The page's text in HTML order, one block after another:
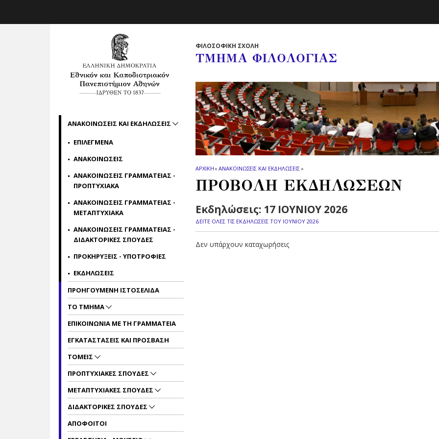
ΦΙΛΟΣΟΦΙΚΗ ΣΧΟΛΗ
ΤΜΗΜΑ ΦΙΛΟΛΟΓΙΑΣ
ΑΡΧΙΚΗ» ΑΝΑΚΟΙΝΩΣΕΙΣ ΚΑΙ ΕΚΔΗΛΩΣΕΙΣ»
ΠΡΟΒΟΛΗ ΕΚΔΗΛΩΣΕΩΝ
Εκδηλώσεις: 17 ΙΟΥΝΙΟΥ 2026
ΔΕΙΤΕ ΟΛΕΣ ΤΙΣ ΕΚΔΗΛΩΣΕΙΣ ΤΟΥ ΙΟΥΝΙΟΥ 2026
Δεν υπάρχουν καταχωρήσεις
ΑΝΑΚΟΙΝΩΣΕΙΣ ΚΑΙ ΕΚΔΗΛΩΣΕΙΣ
ΕΠΙΛΕΓΜΕΝΑ
ΑΝΑΚΟΙΝΩΣΕΙΣ
ΑΝΑΚΟΙΝΩΣΕΙΣ ΓΡΑΜΜΑΤΕΙΑΣ -
ΠΡΟΠΤΥΧΙΑΚΑ
ΑΝΑΚΟΙΝΩΣΕΙΣ ΓΡΑΜΜΑΤΕΙΑΣ -
ΜΕΤΑΠΤΥΧΙΑΚΑ
ΑΝΑΚΟΙΝΩΣΕΙΣ ΓΡΑΜΜΑΤΕΙΑΣ -
ΔΙΔΑΚΤΟΡΙΚΕΣ ΣΠΟΥΔΕΣ
ΠΡΟΚΗΡΥΞΕΙΣ - ΥΠΟΤΡΟΦΙΕΣ
ΕΚΔΗΛΩΣΕΙΣ
ΠΡΟΗΓΟΥΜΕΝΗ ΙΣΤΟΣΕΛΙΔΑ
ΤΟ ΤΜΗΜΑ
ΕΠΙΚΟΙΝΩΝΙΑ ΜΕ ΤΗ ΓΡΑΜΜΑΤΕΙΑ
ΕΓΚΑΤΑΣΤΑΣΕΙΣ ΚΑΙ ΠΡΟΣΒΑΣΗ
ΤΟΜΕΙΣ
ΠΡΟΠΤΥΧΙΑΚΕΣ ΣΠΟΥΔΕΣ
ΜΕΤΑΠΤΥΧΙΑΚΕΣ ΣΠΟΥΔΕΣ
ΔΙΔΑΚΤΟΡΙΚΕΣ ΣΠΟΥΔΕΣ
ΑΠΟΦΟΙΤΟΙ